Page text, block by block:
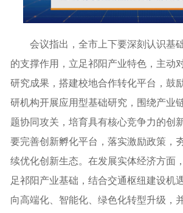
会议指出，全市上下要深刻认识基
的支撑作用，立足祁阳产业特色，主动
研究成果，搭建校地合作转化平台，鼓
研机构开展应用型基础研究，围绕产业
题协同攻关，培育具有核心竞争力的创
要完善创新孵化平台，落实激励政策，
续优化创新生态。在发展实体经济方面
足祁阳产业基础，结合交通枢纽建设机
向高端化、智能化、绿色化转型升级，